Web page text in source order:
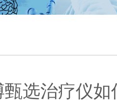
选治疗仪